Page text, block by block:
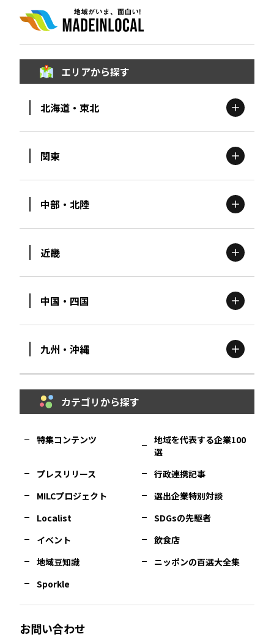
エリアから探す
北海道・東北
山形エリア
関東
千葉エリア
中部・北陸
福井エリア
愛知エリア
近畿
大阪市エリア
兵庫エリア
中国・四国
島根エリア
徳島エリア
九州・沖縄
福岡エリア
大分エリア
カテゴリから探す
特集コンテンツ
地域を代表する企業100
選
プレスリリース
行政連携記事
MILCプロジェクト
選出企業特別対談
Localist
SDGsの先駆者
イベント
飲食店
地域豆知識
ニッポンの百選大全集
Sporkle
お問い合わせ